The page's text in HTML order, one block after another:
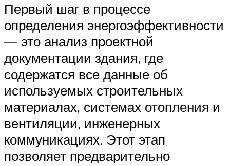
Первый шаг в процессе
определения энергоэффективности
— это анализ проектной
документации здания, где
содержатся все данные об
используемых строительных
материалах, системах отопления и
вентиляции, инженерных
коммуникациях. Этот этап
позволяет предварительно